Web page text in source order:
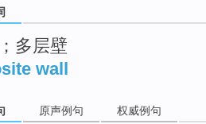
多层壁
wall
原声例句 权威例句